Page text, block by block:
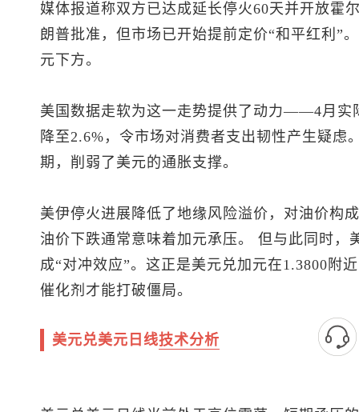
媒体报道称双方已达成延长停火60天并开放霍
朗普批准，但市场已开始提前定价“和平红利”
元下方。
美国数据走软为这一走势提供了动力——4月实
降至2.6%，令市场对消费者支出韧性产生疑虑
期，削弱了美元的通胀支撑。
美伊停火进展降低了地缘风险溢价，对油价
油价下跌通常意味着加元承压。 但与此同时，
成“对冲效应”。这正是美元兑加元在1.3800附
催化剂才能打破僵局。
美元兑美元日线技术分析